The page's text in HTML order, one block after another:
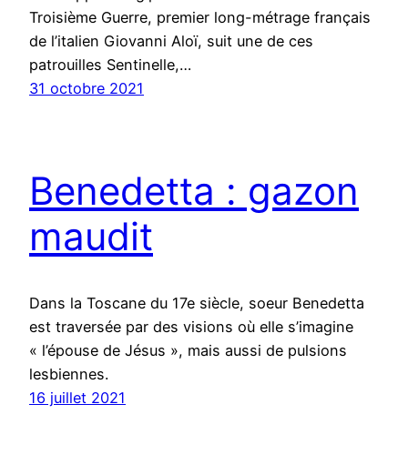
Troisième Guerre, premier long-métrage français
de l’italien Giovanni Aloï, suit une de ces
patrouilles Sentinelle,…
31 octobre 2021
Benedetta : gazon
maudit
Dans la Toscane du 17e siècle, soeur Benedetta
est traversée par des visions où elle s’imagine
« l’épouse de Jésus », mais aussi de pulsions
lesbiennes.
16 juillet 2021